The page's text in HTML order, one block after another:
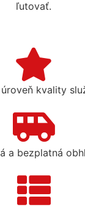
ľutovať.
kvality
a bezplatná